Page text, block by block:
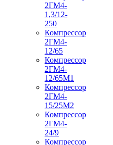
2ГМ4-
1,3/12-
250
Компрессор
2ГМ4-
12/65
Компрессор
2ГМ4-
12/65М1
Компрессор
2ГМ4-
15/25М2
Компрессор
2ГМ4-
24/9
Компрессор